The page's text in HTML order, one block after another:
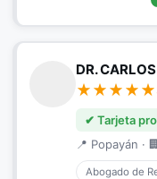
DR.
✔ Tarjeta
📍 Popayán ·
Abogado de